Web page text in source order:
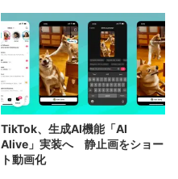
TikTok、生成AI機能「AI
Alive」実装へ 静止画をショー
ト動画化